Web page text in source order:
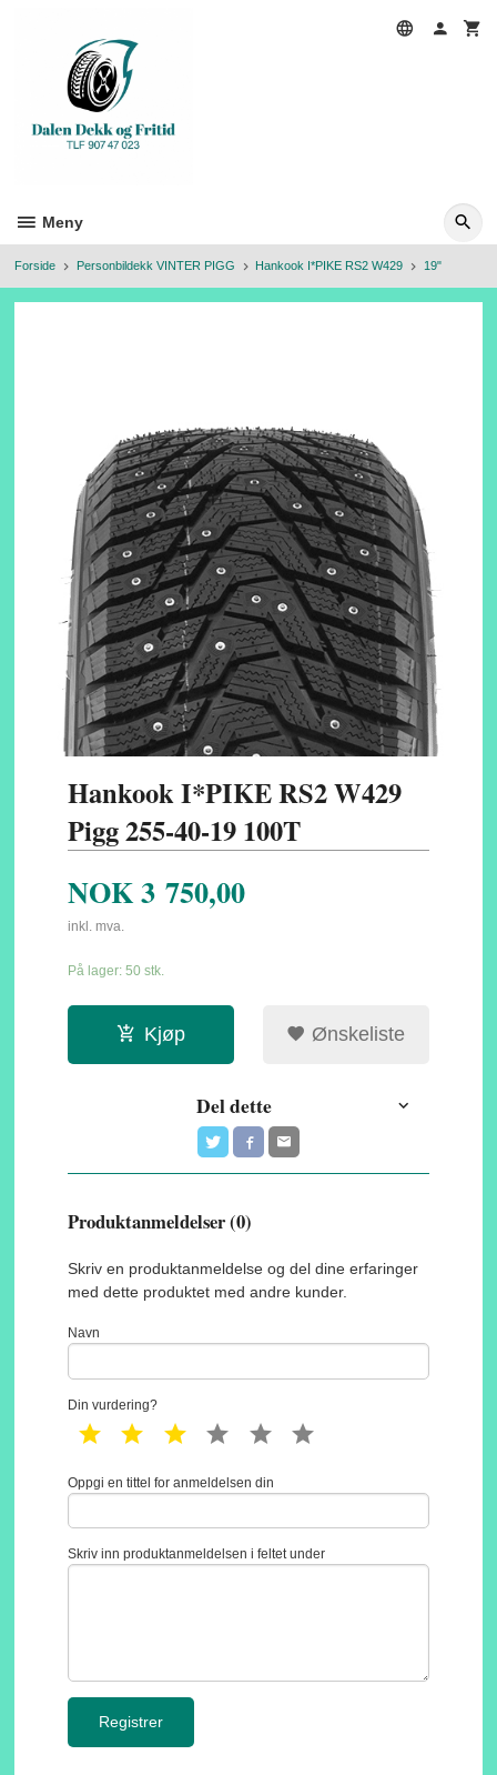
Meny
Forside Personbildekk VINTER PIGG Hankook I*PIKE RS2 W429 19"
Hankook I*PIKE RS2 W429
Pigg 255-40-19 100T
NOK3 750,00
inkl. mva.
På lager: 50 stk.
Kjøp Ønskeliste
Del dette
Produktanmeldelser (0)
Skriv en produktanmeldelse og del dine erfaringer
med dette produktet med andre kunder.
Navn
Din vurdering?
1 star 2 star 3 star 4 star 5 star
Oppgi en tittel for anmeldelsen din
Skriv inn produktanmeldelsen i feltet under